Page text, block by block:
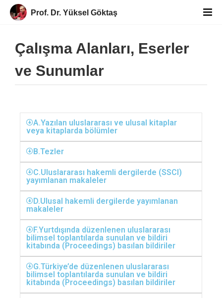
Prof. Dr. Yüksel Göktaş
Çalışma Alanları, Eserler
ve Sunumlar
A.Yazılan uluslararası ve ulusal kitaplar
veya kitaplarda bölümler
B.Tezler
C.Uluslararası hakemli dergilerde (SSCI)
yayımlanan makaleler
D.Ulusal hakemli dergilerde yayımlanan
makaleler
F.Yurtdışında düzenlenen uluslararası
bilimsel toplantılarda sunulan ve bildiri
kitabında (Proceedings) basılan bildiriler
G.Türkiye’de düzenlenen uluslararası
bilimsel toplantılarda sunulan ve bildiri
kitabında (Proceedings) basılan bildiriler